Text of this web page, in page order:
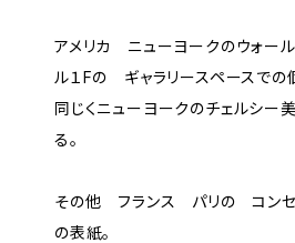
アメリカ ニューヨークのウォー
ル１Fの ギャラリースペースでの
同じくニューヨークのチェルシ
る。
その他 フランス パリの コン
の表紙。